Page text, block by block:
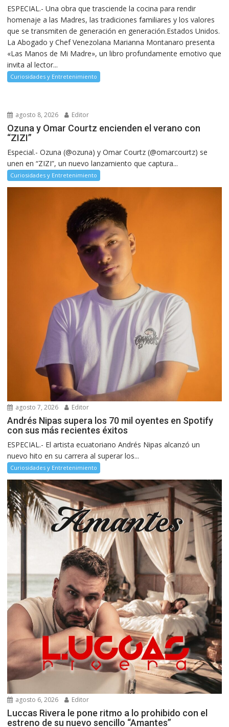
ESPECIAL.- Una obra que trasciende la cocina para rendir
homenaje a las Madres, las tradiciones familiares y los valores
que se transmiten de generación en generación.Estados Unidos.
La Abogado y Chef Venezolana Marianna Montanaro presenta
«Las Manos de Mi Madre», un libro profundamente emotivo que
invita al lector...
Curiosidades y Entretenimiento
agosto 8, 2026 Editor
Ozuna y Omar Courtz encienden el verano con
“ZIZI”
Especial.- Ozuna (@ozuna) y Omar Courtz (@omarcourtz) se
unen en “ZIZI”, un nuevo lanzamiento que captura...
Curiosidades y Entretenimiento
agosto 7, 2026 Editor
Andrés Nipas supera los 70 mil oyentes en Spotify
con sus más recientes éxitos
ESPECIAL.- El artista ecuatoriano Andrés Nipas alcanzó un
nuevo hito en su carrera al superar los...
Curiosidades y Entretenimiento
agosto 6, 2026 Editor
Luccas Rivera le pone ritmo a lo prohibido con el
estreno de su nuevo sencillo “Amantes”